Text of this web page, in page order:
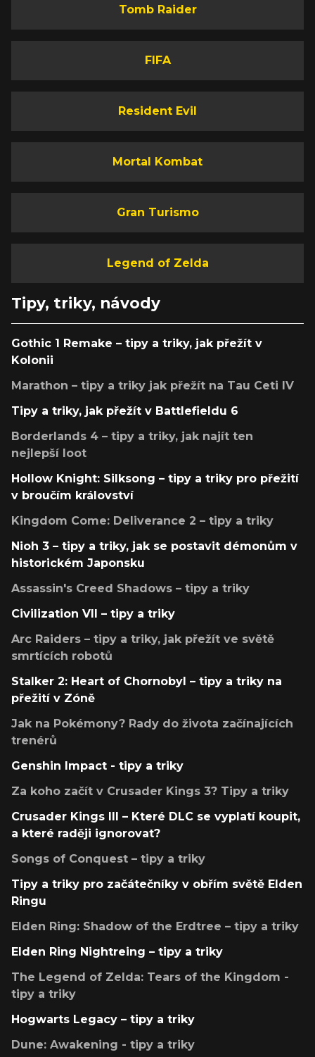
Tomb Raider
FIFA
Resident Evil
Mortal Kombat
Gran Turismo
Legend of Zelda
Tipy, triky, návody
Gothic 1 Remake – tipy a triky, jak přežít v
Kolonii
Marathon – tipy a triky jak přežít na Tau Ceti IV
Tipy a triky, jak přežít v Battlefieldu 6
Borderlands 4 – tipy a triky, jak najít ten
nejlepší loot
Hollow Knight: Silksong – tipy a triky pro přežití
v broučím království
Kingdom Come: Deliverance 2 – tipy a triky
Nioh 3 – tipy a triky, jak se postavit démonům v
historickém Japonsku
Assassin's Creed Shadows – tipy a triky
Civilization VII – tipy a triky
Arc Raiders – tipy a triky, jak přežít ve světě
smrtících robotů
Stalker 2: Heart of Chornobyl – tipy a triky na
přežití v Zóně
Jak na Pokémony? Rady do života začínajících
trenérů
Genshin Impact - tipy a triky
Za koho začít v Crusader Kings 3? Tipy a triky
Crusader Kings III – Které DLC se vyplatí koupit,
a které raději ignorovat?
Songs of Conquest – tipy a triky
Tipy a triky pro začátečníky v obřím světě Elden
Ringu
Elden Ring: Shadow of the Erdtree – tipy a triky
Elden Ring Nightreing – tipy a triky
The Legend of Zelda: Tears of the Kingdom -
tipy a triky
Hogwarts Legacy – tipy a triky
Dune: Awakening - tipy a triky